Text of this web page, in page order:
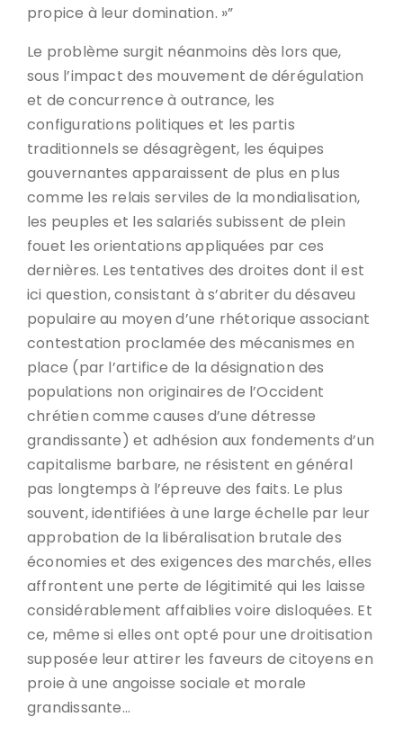
propice à leur domination. »”
Le problème surgit néanmoins dès lors que,
sous l’impact des mouvement de dérégulation
et de concurrence à outrance, les
configurations politiques et les partis
traditionnels se désagrègent, les équipes
gouvernantes apparaissent de plus en plus
comme les relais serviles de la mondialisation,
les peuples et les salariés subissent de plein
fouet les orientations appliquées par ces
dernières. Les tentatives des droites dont il est
ici question, consistant à s’abriter du désaveu
populaire au moyen d’une rhétorique associant
contestation proclamée des mécanismes en
place (par l’artifice de la désignation des
populations non originaires de l’Occident
chrétien comme causes d’une détresse
grandissante) et adhésion aux fondements d’un
capitalisme barbare, ne résistent en général
pas longtemps à l’épreuve des faits. Le plus
souvent, identifiées à une large échelle par leur
approbation de la libéralisation brutale des
économies et des exigences des marchés, elles
affrontent une perte de légitimité qui les laisse
considérablement affaiblies voire disloquées. Et
ce, même si elles ont opté pour une droitisation
supposée leur attirer les faveurs de citoyens en
proie à une angoisse sociale et morale
grandissante…